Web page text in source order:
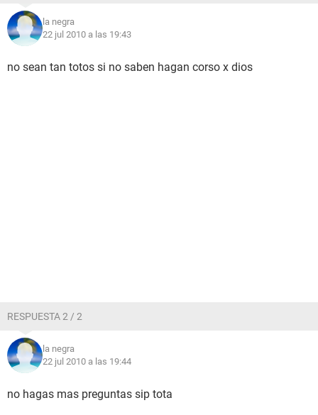
la negra
22 jul 2010 a las 19:43
no sean tan totos si no saben hagan corso x dios
RESPUESTA 2 / 2
la negra
22 jul 2010 a las 19:44
no hagas mas preguntas sip tota